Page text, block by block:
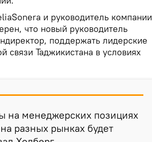
и руководитель компании
что новый руководитель
поддержать лидерские
связи Таджикистана в условиях
на менеджерских позициях
разных рынках будет